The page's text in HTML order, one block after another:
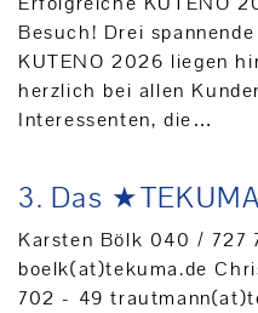
Besuch! Drei
KUTENO 2026 liegen
herzlich bei allen
Interessenten, die…
3. Das
Karsten Bölk 040 / 727
boelk(at)tekuma.de
702 - 49